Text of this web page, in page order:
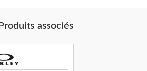
Produits associés